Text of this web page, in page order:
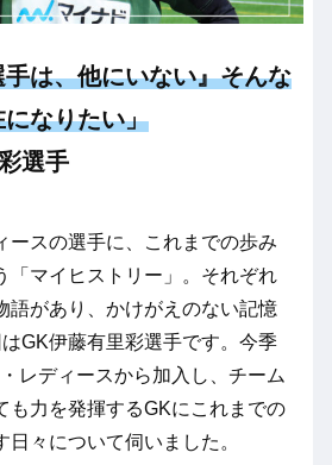
は、他にいない』そんな
なりたい」
選手
ースの選手に、これまでの歩み
「マイヒストリー」。それぞれ
語があり、かけがえのない記憶
GK伊藤有里彩選手です。今季
レディースから加入し、チーム
も力を発揮するGKにこれまでの
々について伺いました。